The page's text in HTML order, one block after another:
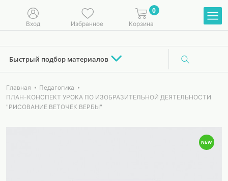
Вход Избранное
0
Корзина
Быстрый подбор материалов
Главная
Педагогика
ПЛАН-КОНСПЕКТ УРОКА ПО ИЗОБРАЗИТЕЛЬНОЙ ДЕЯТЕЛЬНОСТИ
"РИСОВАНИЕ ВЕТОЧЕК ВЕРБЫ"